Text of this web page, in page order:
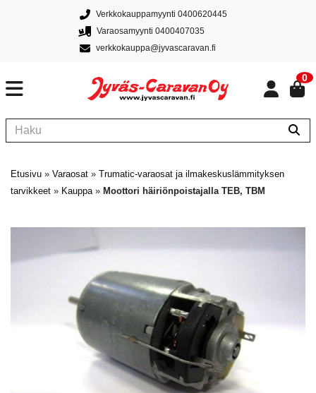
Verkkokauppamyynti 0400620445
Varaosamyynti 0400407035
verkkokauppa@jyvascaravan.fi
0
Etusivu » Varaosat » Trumatic-varaosat ja ilmakeskuslämmityksen
tarvikkeet » Kauppa» Moottori häiriönpoistajalla TEB, TBM